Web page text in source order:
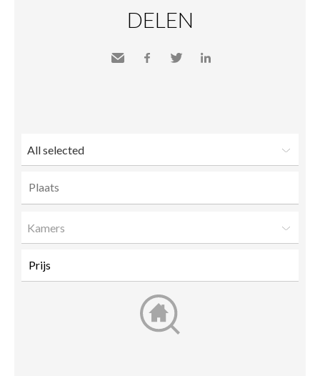
DELEN
All selected
Kamers